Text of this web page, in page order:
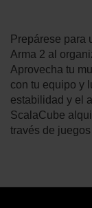
Prepárese para
Arma 2 al
Aprovecha tu
con tu equipo y
estabilidad y el
ScalaCube
través de